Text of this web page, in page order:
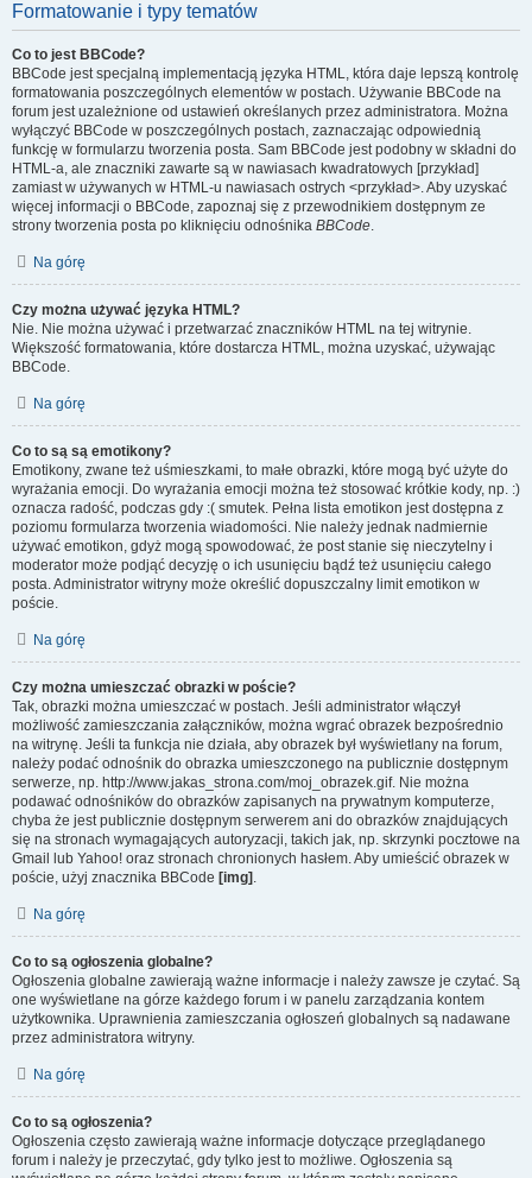
Formatowanie i typy tematów
Co to jest BBCode?
BBCode jest specjalną implementacją języka HTML, która daje lepszą kontrolę
formatowania poszczególnych elementów w postach. Używanie BBCode na
forum jest uzależnione od ustawień określanych przez administratora. Można
wyłączyć BBCode w poszczególnych postach, zaznaczając odpowiednią
funkcję w formularzu tworzenia posta. Sam BBCode jest podobny w składni do
HTML-a, ale znaczniki zawarte są w nawiasach kwadratowych [przykład]
zamiast w używanych w HTML-u nawiasach ostrych <przykład>. Aby uzyskać
więcej informacji o BBCode, zapoznaj się z przewodnikiem dostępnym ze
strony tworzenia posta po kliknięciu odnośnika BBCode.
Na górę
Czy można używać języka HTML?
Nie. Nie można używać i przetwarzać znaczników HTML na tej witrynie.
Większość formatowania, które dostarcza HTML, można uzyskać, używając
BBCode.
Na górę
Co to są są emotikony?
Emotikony, zwane też uśmieszkami, to małe obrazki, które mogą być użyte do
wyrażania emocji. Do wyrażania emocji można też stosować krótkie kody, np. :)
oznacza radość, podczas gdy :( smutek. Pełna lista emotikon jest dostępna z
poziomu formularza tworzenia wiadomości. Nie należy jednak nadmiernie
używać emotikon, gdyż mogą spowodować, że post stanie się nieczytelny i
moderator może podjąć decyzję o ich usunięciu bądź też usunięciu całego
posta. Administrator witryny może określić dopuszczalny limit emotikon w
poście.
Na górę
Czy można umieszczać obrazki w poście?
Tak, obrazki można umieszczać w postach. Jeśli administrator włączył
możliwość zamieszczania załączników, można wgrać obrazek bezpośrednio
na witrynę. Jeśli ta funkcja nie działa, aby obrazek był wyświetlany na forum,
należy podać odnośnik do obrazka umieszczonego na publicznie dostępnym
serwerze, np. http://www.jakas_strona.com/moj_obrazek.gif. Nie można
podawać odnośników do obrazków zapisanych na prywatnym komputerze,
chyba że jest publicznie dostępnym serwerem ani do obrazków znajdujących
się na stronach wymagających autoryzacji, takich jak, np. skrzynki pocztowe na
Gmail lub Yahoo! oraz stronach chronionych hasłem. Aby umieścić obrazek w
poście, użyj znacznika BBCode [img] .
Na górę
Co to są ogłoszenia globalne?
Ogłoszenia globalne zawierają ważne informacje i należy zawsze je czytać. Są
one wyświetlane na górze każdego forum i w panelu zarządzania kontem
użytkownika. Uprawnienia zamieszczania ogłoszeń globalnych są nadawane
przez administratora witryny.
Na górę
Co to są ogłoszenia?
Ogłoszenia często zawierają ważne informacje dotyczące przeglądanego
forum i należy je przeczytać, gdy tylko jest to możliwe. Ogłoszenia są